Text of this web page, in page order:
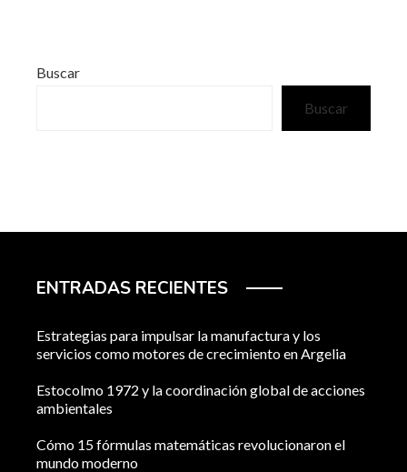
Buscar
Buscar
ENTRADAS RECIENTES
Estrategias para impulsar la manufactura y los
servicios como motores de crecimiento en Argelia
Estocolmo 1972 y la coordinación global de acciones
ambientales
Cómo 15 fórmulas matemáticas revolucionaron el
mundo moderno